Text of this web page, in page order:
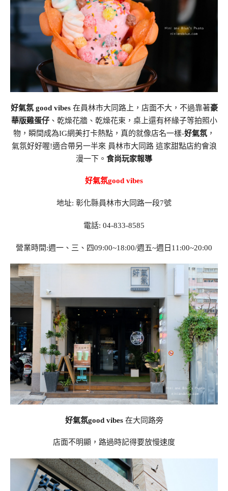
好氣氛 good vibes在員林市大同路上，店面不大，不過靠著豪
華版雞蛋仔、乾燥花牆、乾燥花束，桌上還有杯緣子等拍照小
物，瞬間成為IG網美打卡熱點，真的就像店名一樣-好氣氛 ，
氣氛好好喔!適合帶另一半來 員林市大同路 這家甜點店約會浪
漫一下。 食尚玩家報導
好氣氛good vibes
地址: 彰化縣員林市大同路一段7號
電話: 04-833-8585
營業時間:週一、三、四09:00~18:00/週五~週日11:00~20:00
好氣氛good vibes在大同路旁
店面不明顯，路過時記得要放慢速度